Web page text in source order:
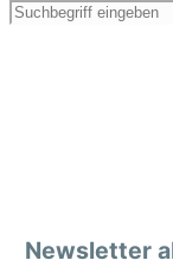
Newsletter